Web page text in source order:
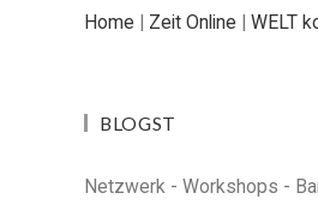
Home | Zeit Online | WELT
BLOGST
Netzwerk - Workshops -